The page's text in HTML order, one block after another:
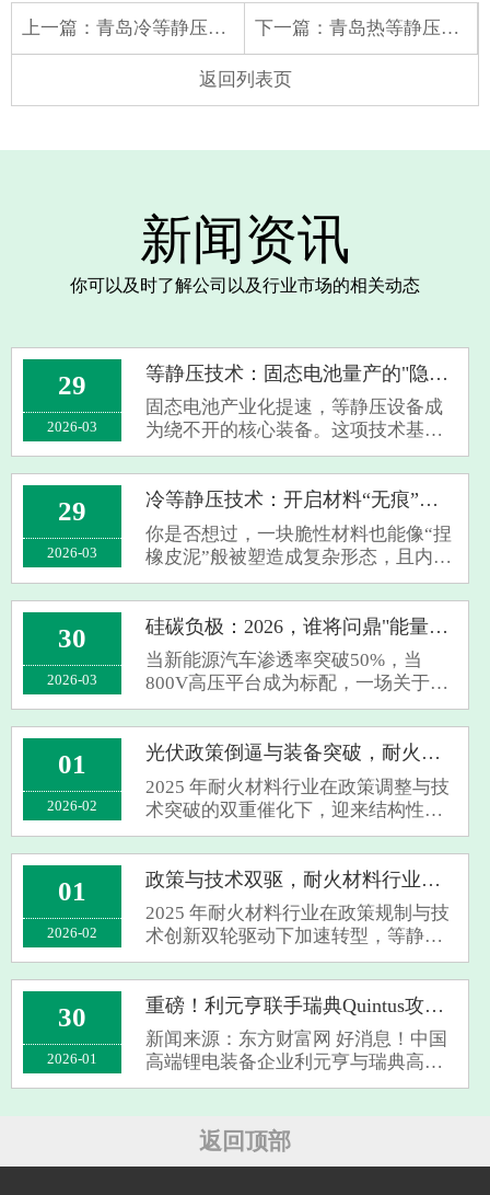
上一篇： 青岛冷等静压厂家带您了解人民银行等七部门：督促金融机构加强外包风险管理 下一篇： 青岛热等静压厂家带您了解中办、国办：重点支持大宗商品物流、冷链物流、铁路物流、农村物流等领域和中西部地区设施补短板
返回列表页
新闻资讯
你可以及时了解公司以及行业市场的相关动态
29
2026-03
等静压技术：固态电池量产的"隐形冠军"
固态电池产业化提速，等静压设备成
为绕不开的核心装备。这项技术基于
帕斯卡原理，通过液体介质从各向均
匀施压，让粉末材料致密成型——传
统辊压或化成设备难以替代其精准控
制电极密度、优化界面接触的独特价
值。温等···
29
2026-03
冷等静压技术：开启材料“无痕”成型新时代
你是否想过，一块脆性材料也能像“捏
橡皮泥”般被塑造成复杂形态，且内部
无任何缺陷？这并非科幻，而是冷等
静压技术（CIP）正在创造的行业现
实。作为粉末冶金领域的核心工艺，
它正凭借独特的优势，在多个高科技
领域掀···
30
2026-03
硅碳负极：2026，谁将问鼎"能量之王"？
当新能源汽车渗透率突破50%，当
800V高压平台成为标配，一场关于电
池能量密度的终极竞赛正在打响。传
统石墨负极已逼近372mAh/g的理论极
限，而硅碳负极以4200mAh/g的超高
比容量，正成为叩开高能量密度时代
大门的关键密···
01
2026-02
光伏政策倒逼与装备突破，耐火材料行业加速高端化
2025 年耐火材料行业在政策调整与技
术突破的双重催化下，迎来结构性升
级契机，等静压机等高端装备成为破
局关键。财政部拟于 2026 年 4 月取消
光伏出口退税的政策信号，叠加生态
环境部 GB 46790—2025 标准即将实
施，···
01
2026-02
政策与技术双驱，耐火材料行业迎升级拐点
2025 年耐火材料行业在政策规制与技
术创新双轮驱动下加速转型，等静压
机等高端装备成为突破关键。生态环
境部发布的 GB 46790-2025 强制排放
标准填补行业空白，明确 2026 年起新
建企业需严控污染物排放，倒逼行业
从 “···
30
2026-01
重磅！利元亨联手瑞典Quintus攻关固态电池设备，续航1200公里电动车要来了？
新闻来源：东方财富网 好消息！中国
高端锂电装备企业利元亨与瑞典高压
技术巨头Quintus Technologies AB正式
业合作，而是直奔固态电池生产设备
研发而去的大动作。 业内人士都
返回顶部